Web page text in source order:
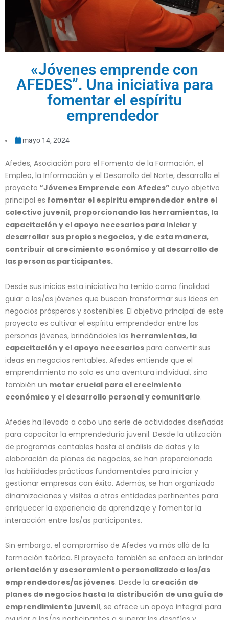
«Jóvenes emprende con
AFEDES”. Una iniciativa para
fomentar el espíritu
emprendedor
mayo 14, 2024
Afedes, Asociación para el Fomento de la Formación, el
Empleo, la Información y el Desarrollo del Norte, desarrolla el
proyecto “Jóvenes Emprende con Afedes” cuyo objetivo
principal es fomentar el espíritu emprendedor entre el
colectivo juvenil, proporcionando las herramientas, la
capacitación y el apoyo necesarios para iniciar y
desarrollar sus propios negocios, y de esta manera,
contribuir al crecimiento económico y al desarrollo de
las personas participantes.
Desde sus inicios esta iniciativa ha tenido como finalidad
guiar a los/as jóvenes que buscan transformar sus ideas en
negocios prósperos y sostenibles. El objetivo principal de este
proyecto es cultivar el espíritu emprendedor entre las
personas jóvenes, brindándoles las herramientas, la
capacitación y el apoyo necesarios para convertir sus
ideas en negocios rentables. Afedes entiende que el
emprendimiento no solo es una aventura individual, sino
también un motor crucial para el crecimiento
económico y el desarrollo personal y comunitario.
Afedes ha llevado a cabo una serie de actividades diseñadas
para capacitar la emprendeduría juvenil. Desde la utilización
de programas contables hasta el análisis de datos y la
elaboración de planes de negocios, se han proporcionado
las habilidades prácticas fundamentales para iniciar y
gestionar empresas con éxito. Además, se han organizado
dinamizaciones y visitas a otras entidades pertinentes para
enriquecer la experiencia de aprendizaje y fomentar la
interacción entre los/as participantes.
Sin embargo, el compromiso de Afedes va más allá de la
formación teórica. El proyecto también se enfoca en brindar
orientación y asesoramiento personalizado a los/as
emprendedores/as jóvenes. Desde la creación de
planes de negocios hasta la distribución de una guía de
emprendimiento juvenil, se ofrece un apoyo integral para